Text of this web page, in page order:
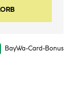
BayWa-Card-Bonus